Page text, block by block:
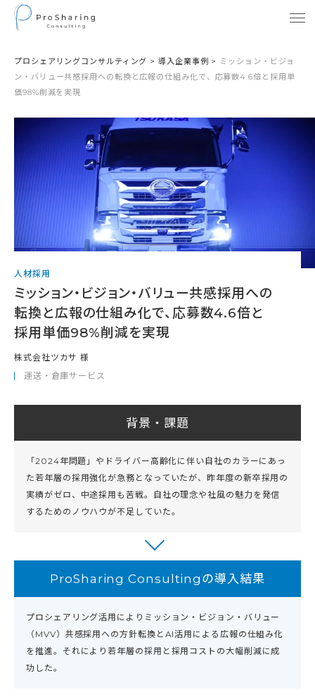
プロシェアリングコンサルティング >導入企業事例 > ミッション・ビジョ
ン・バリュー共感採用への転換と広報の仕組み化で、応募数4.6倍と採用単
価98%削減を実現
人材採用
ミッション・ビジョン・バリュー共感採用への
転換と広報の仕組み化で、応募数4.6倍と
採用単価98%削減を実現
株式会社ツカサ 様
運送・倉庫サービス
背景・課題
「2024年問題」やドライバー高齢化に伴い自社のカラーにあっ
た若年層の採用強化が急務となっていたが、昨年度の新卒採用の
実績がゼロ、中途採用も苦戦。自社の理念や社風の魅力を発信
するためのノウハウが不足していた。
ProSharing Consultingの導入結果
プロシェアリング活用によりミッション・ビジョン・バリュー
（MVV）共感採用への方針転換とAI活用による広報の仕組み化
を推進。それにより若年層の採用と採用コストの大幅削減に成
功した。